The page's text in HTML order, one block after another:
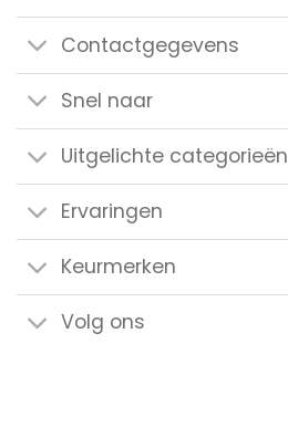
Contactgegevens
Snel naar
Uitgelichte categorieën
Ervaringen
Keurmerken
Volg ons